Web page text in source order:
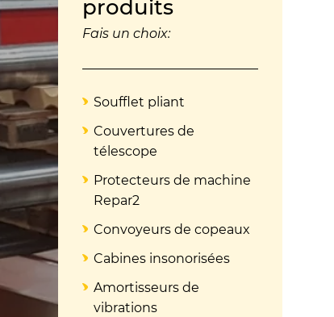
produits
Fais un choix:
Soufflet pliant
Couvertures de
télescope
Protecteurs de machine
Repar2
Convoyeurs de copeaux
Cabines insonorisées
Amortisseurs de
vibrations